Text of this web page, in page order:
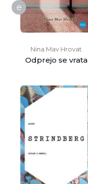
e
Nina Mav Hrovat
Odprejo se vrata